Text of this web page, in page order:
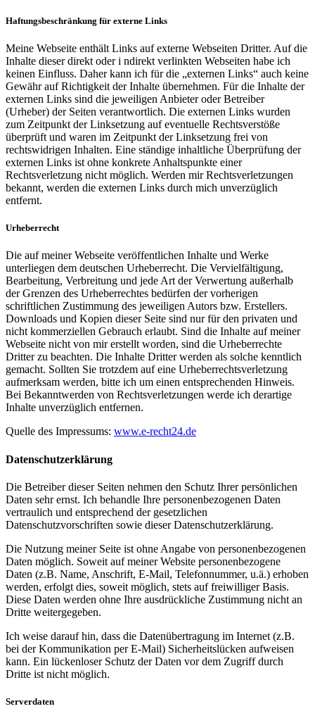
Haftungsbeschränkung für externe Links
Meine Webseite enthält Links auf externe Webseiten Dritter. Auf die
Inhalte dieser direkt oder i ndirekt verlinkten Webseiten habe ich
keinen Einfluss. Daher kann ich für die „externen Links“ auch keine
Gewähr auf Richtigkeit der Inhalte übernehmen. Für die Inhalte der
externen Links sind die jeweiligen Anbieter oder Betreiber
(Urheber) der Seiten verantwortlich. Die externen Links wurden
zum Zeitpunkt der Linksetzung auf eventuelle Rechtsverstöße
überprüft und waren im Zeitpunkt der Linksetzung frei von
rechtswidrigen Inhalten. Eine ständige inhaltliche Überprüfung der
externen Links ist ohne konkrete Anhaltspunkte einer
Rechtsverletzung nicht möglich. Werden mir Rechtsverletzungen
bekannt, werden die externen Links durch mich unverzüglich
entfernt.
Urheberrecht
Die auf meiner Webseite veröffentlichen Inhalte und Werke
unterliegen dem deutschen Urheberrecht. Die Vervielfältigung,
Bearbeitung, Verbreitung und jede Art der Verwertung außerhalb
der Grenzen des Urheberrechtes bedürfen der vorherigen
schriftlichen Zustimmung des jeweiligen Autors bzw. Erstellers.
Downloads und Kopien dieser Seite sind nur für den privaten und
nicht kommerziellen Gebrauch erlaubt. Sind die Inhalte auf meiner
Webseite nicht von mir erstellt worden, sind die Urheberrechte
Dritter zu beachten. Die Inhalte Dritter werden als solche kenntlich
gemacht. Sollten Sie trotzdem auf eine Urheberrechtsverletzung
aufmerksam werden, bitte ich um einen entsprechenden Hinweis.
Bei Bekanntwerden von Rechtsverletzungen werde ich derartige
Inhalte unverzüglich entfernen.
Quelle des Impressums: www.e-recht24.de
Datenschutzerklärung
Die Betreiber dieser Seiten nehmen den Schutz Ihrer persönlichen
Daten sehr ernst. Ich behandle Ihre personenbezogenen Daten
vertraulich und entsprechend der gesetzlichen
Datenschutzvorschriften sowie dieser Datenschutzerklärung.
Die Nutzung meiner Seite ist ohne Angabe von personenbezogenen
Daten möglich. Soweit auf meiner Website personenbezogene
Daten (z.B. Name, Anschrift, E-Mail, Telefonnummer, u.ä.) erhoben
werden, erfolgt dies, soweit möglich, stets auf freiwilliger Basis.
Diese Daten werden ohne Ihre ausdrückliche Zustimmung nicht an
Dritte weitergegeben.
Ich weise darauf hin, dass die Datenübertragung im Internet (z.B.
bei der Kommunikation per E-Mail) Sicherheitslücken aufweisen
kann. Ein lückenloser Schutz der Daten vor dem Zugriff durch
Dritte ist nicht möglich.
Serverdaten